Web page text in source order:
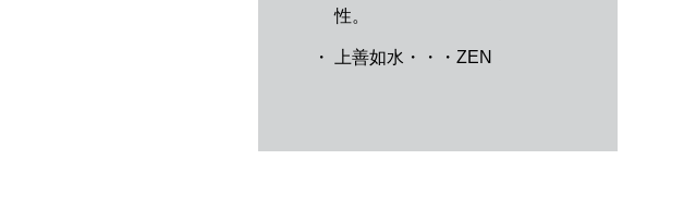
性。
・ 上善如水・・・ZEN